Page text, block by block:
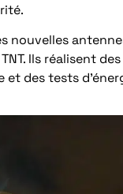
nouvelles
Ils réalisent
et des tests